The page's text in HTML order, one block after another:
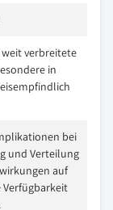
verbreitete
in
bei
und Verteilung
auf